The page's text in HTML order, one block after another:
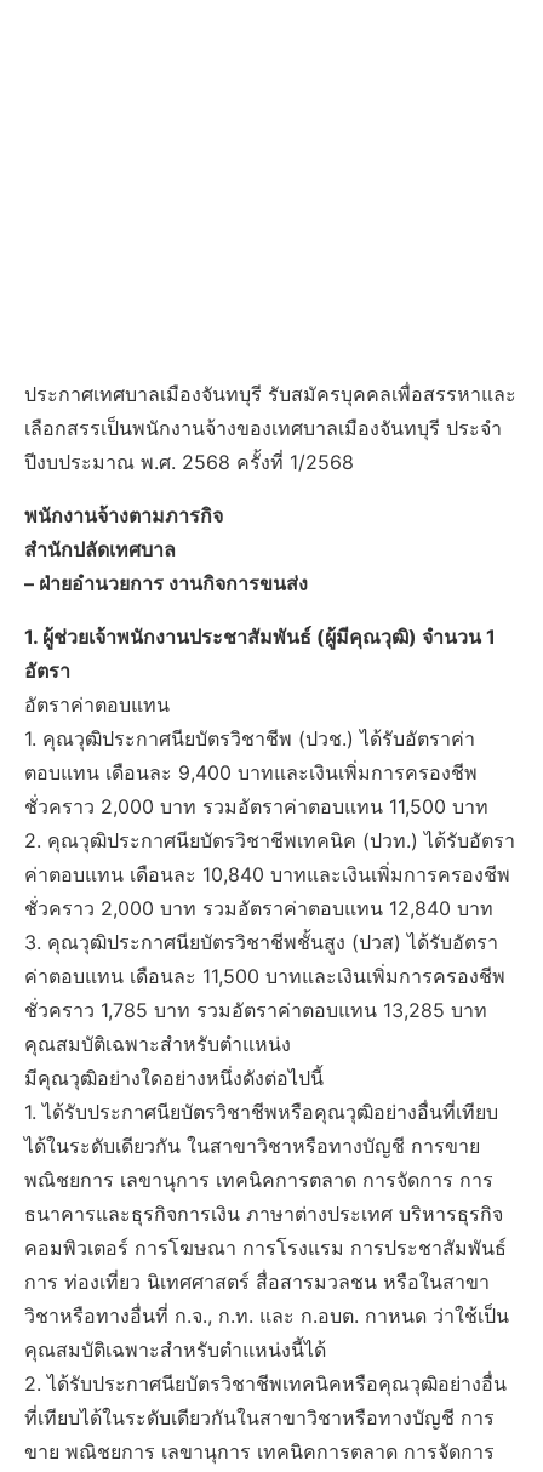
ประกาศเทศบาลเมืองจันทบุรี รับสมัครบุคคลเพื่อสรรหาและ
เลือกสรรเป็นพนักงานจ้างของเทศบาลเมืองจันทบุรี ประจํา
ปีงบประมาณ พ.ศ. 2568 ครั้งที่ 1/2568
พนักงานจ้างตามภารกิจ
สำนักปลัดเทศบาล
– ฝ่ายอำนวยการ งานกิจการขนส่ง
1. ผู้ช่วยเจ้าพนักงานประชาสัมพันธ์ (ผู้มีคุณวุฒิ) จำนวน 1
อัตรา
อัตราค่าตอบแทน
1. คุณวุฒิประกาศนียบัตรวิชาชีพ (ปวช.) ได้รับอัตราค่า
ตอบแทน เดือนละ 9,400 บาทและเงินเพิ่มการครองชีพ
ชั่วคราว 2,000 บาท รวมอัตราค่าตอบแทน 11,500 บาท
2. คุณวุฒิประกาศนียบัตรวิชาชีพเทคนิค (ปวท.) ได้รับอัตรา
ค่าตอบแทน เดือนละ 10,840 บาทและเงินเพิ่มการครองชีพ
ชั่วคราว 2,000 บาท รวมอัตราค่าตอบแทน 12,840 บาท
3. คุณวุฒิประกาศนียบัตรวิชาชีพชั้นสูง (ปวส) ได้รับอัตรา
ค่าตอบแทน เดือนละ 11,500 บาทและเงินเพิ่มการครองชีพ
ชั่วคราว 1,785 บาท รวมอัตราค่าตอบแทน 13,285 บาท
คุณสมบัติเฉพาะสำหรับตำแหน่ง
มีคุณวุฒิอย่างใดอย่างหนึ่งดังต่อไปนี้
1. ได้รับประกาศนียบัตรวิชาชีพหรือคุณวุฒิอย่างอื่นที่เทียบ
ได้ในระดับเดียวกัน ในสาขาวิชาหรือทางบัญชี การขาย
พณิชยการ เลขานุการ เทคนิคการตลาด การจัดการ การ
ธนาคารและธุรกิจการเงิน ภาษาต่างประเทศ บริหารธุรกิจ
คอมพิวเตอร์ การโฆษณา การโรงแรม การประชาสัมพันธ์
การ ท่องเที่ยว นิเทศศาสตร์ สื่อสารมวลชน หรือในสาขา
วิชาหรือทางอื่นที่ ก.จ., ก.ท. และ ก.อบต. กาหนด ว่าใช้เป็น
คุณสมบัติเฉพาะสำหรับตำแหน่งนี้ได้
2. ได้รับประกาศนียบัตรวิชาชีพเทคนิคหรือคุณวุฒิอย่างอื่น
ที่เทียบได้ในระดับเดียวกันในสาขาวิชาหรือทางบัญชี การ
ขาย พณิชยการ เลขานุการ เทคนิคการตลาด การจัดการ